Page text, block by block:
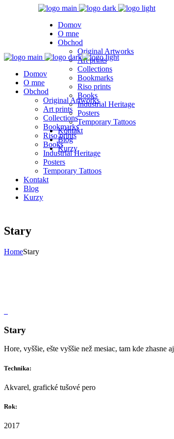
Domov
O mne
Obchod
Original Artworks
Art prints
Collections
Bookmarks
Riso prints
Books
Industrial Heritage
Posters
Temporary Tattoos
Kontakt
Blog
Kurzy
Domov
O mne
Obchod
Original Artworks
Art prints
Collections
Bookmarks
Riso prints
Books
Industrial Heritage
Posters
Temporary Tattoos
Kontakt
Blog
Kurzy
Stary
HomeStary
Stary
Hore, vyššie, ešte vyššie než mesiac, tam kde zhasne
Technika:
Akvarel, grafické tušové pero
Rok:
2017